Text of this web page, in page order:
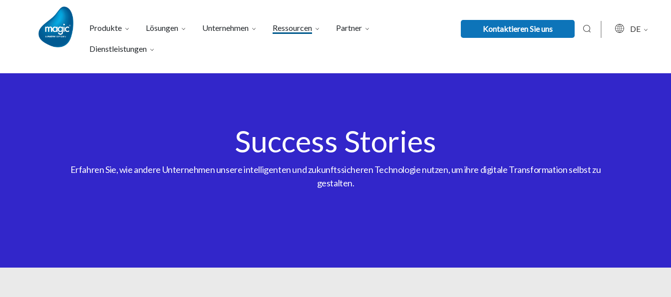
Produkte Lösungen Unternehmen Ressourcen Partner
Dienstleistungen
Kontaktieren Sie uns DE
Success Stories
Erfahren Sie, wie andere Unternehmen unsere intelligenten und zukunftssicheren Technologie nutzen, um ihre digitale Transformation selbst zu
gestalten.